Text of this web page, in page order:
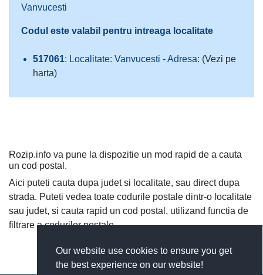
Our website use cookies to ensure you get
the best experience on our website!
Vanvucesti
Codul este valabil pentru intreaga localitate
517061: Localitate: Vanvucesti - Adresa: (Vezi pe
harta)
Rozip.info va pune la dispozitie un mod rapid de a cauta
un cod postal.
Aici puteti cauta dupa judet si localitate, sau direct dupa
strada. Puteti vedea toate codurile postale dintr-o localitate
sau judet, si cauta rapid un cod postal, utilizand functia de
filtrare a codurilor postale.